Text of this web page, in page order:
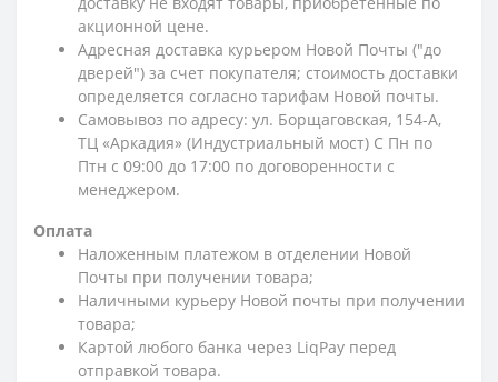
акционной цене.
Адресная доставка курьером Новой Почты ("до
дверей") за счет покупателя; стоимость доставки
определяется согласно тарифам Новой почты.
Самовывоз по адресу: ул. Борщаговская, 154-А,
ТЦ «Аркадия» (Индустриальный мост) С Пн по
Птн с 09:00 до 17:00 по договоренности с
менеджером.
Оплата
Наложенным платежом в отделении Новой
Почты при получении товара;
Наличными курьеру Новой почты при получении
товара;
Картой любого банка через LiqPay перед
отправкой товара.